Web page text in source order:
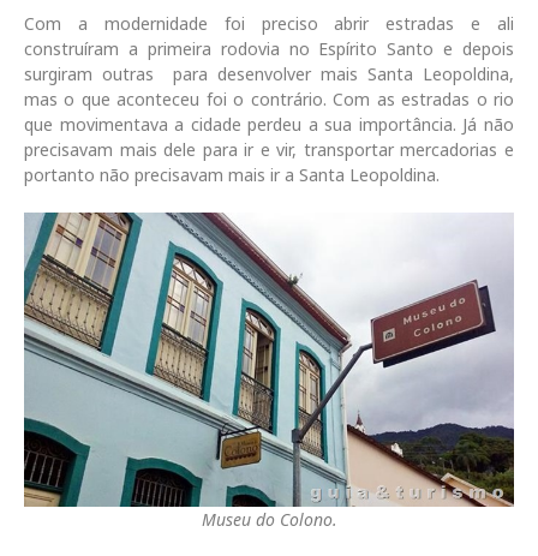
Com a modernidade foi preciso abrir estradas e ali
construíram a primeira rodovia no Espírito Santo e depois
surgiram outras para desenvolver mais Santa Leopoldina,
mas o que aconteceu foi o contrário. Com as estradas o rio
que movimentava a cidade perdeu a sua importância. Já não
precisavam mais dele para ir e vir, transportar mercadorias e
portanto não precisavam mais ir a Santa Leopoldina.
Museu do Colono.